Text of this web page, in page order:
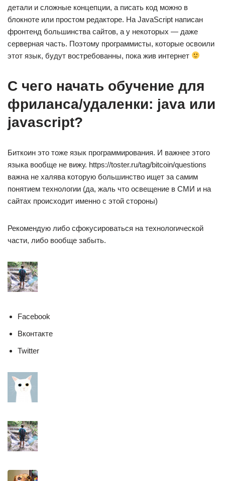
детали и сложные концепции, а писать код можно в
блокноте или простом редакторе. На JavaScript написан
фронтенд большинства сайтов, а у некоторых — даже
серверная часть. Поэтому программисты, которые освоили
этот язык, будут востребованны, пока жив интернет
С чего начать обучение для
фриланса/удаленки: java или
javascript?
Биткоин это тоже язык программирования. И важнее этого
языка вообще не вижу. https://toster.ru/tag/bitcoin/questions
важна не халява которую большинство ищет за самим
понятием технологии (да, жаль что освещение в СМИ и на
сайтах происходит именно с этой стороны)
Рекомендую либо сфокусироваться на технологической
части, либо вообще забыть.
Facebook
Вконтакте
Twitter